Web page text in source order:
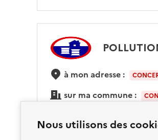
Nous utilisons des
à mon adresse :
sur ma commune :